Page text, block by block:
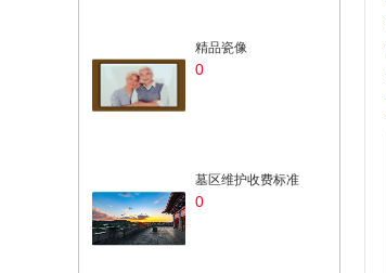
精品瓷像
0
墓区维护收费标准
0